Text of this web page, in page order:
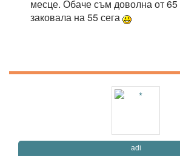
месце. Обаче съм доволна от
заковала на 55 сега
adi